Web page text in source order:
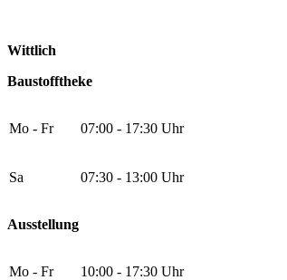
Wittlich
Baustofftheke
Mo - Fr 07:00 - 17:30 Uhr
Sa 07:30 - 13:00 Uhr
Ausstellung
Mo - Fr 10:00 - 17:30 Uhr